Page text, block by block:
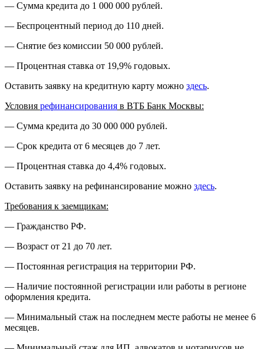
— Сумма кредита до 1 000 000 рублей.
— Беспроцентный период до 110 дней.
— Снятие без комиссии 50 000 рублей.
— Процентная ставка от 19,9% годовых.
Оставить заявку на кредитную карту можно здесь.
Условия рефинансирования в ВТБ Банк Москвы:
— Сумма кредита до 30 000 000 рублей.
— Срок кредита от 6 месяцев до 7 лет.
— Процентная ставка до 4,4% годовых.
Оставить заявку на рефинансирование можно здесь.
Требования к заемщикам:
— Гражданство РФ.
— Возраст от 21 до 70 лет.
— Постоянная регистрация на территории РФ.
— Наличие постоянной регистрации или работы в регионе
оформления кредита.
— Минимальный стаж на последнем месте работы не менее 6
месяцев.